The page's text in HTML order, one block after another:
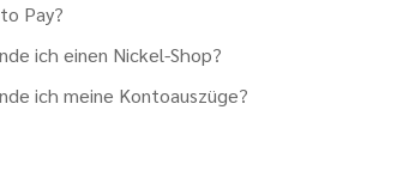
Pay?
ich einen Nickel-Shop?
ich meine Kontoauszüge?